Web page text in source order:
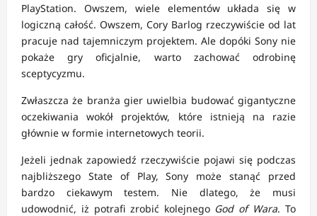
PlayStation. Owszem, wiele elementów układa się w
logiczną całość. Owszem, Cory Barlog rzeczywiście od lat
pracuje nad tajemniczym projektem. Ale dopóki Sony nie
pokaże gry oficjalnie, warto zachować odrobinę
sceptycyzmu.
Zwłaszcza że branża gier uwielbia budować gigantyczne
oczekiwania wokół projektów, które istnieją na razie
głównie w formie internetowych teorii.
Jeżeli jednak zapowiedź rzeczywiście pojawi się podczas
najbliższego State of Play, Sony może stanąć przed
bardzo ciekawym testem. Nie dlatego, że musi
udowodnić, iż potrafi zrobić kolejnego God of Wara. To